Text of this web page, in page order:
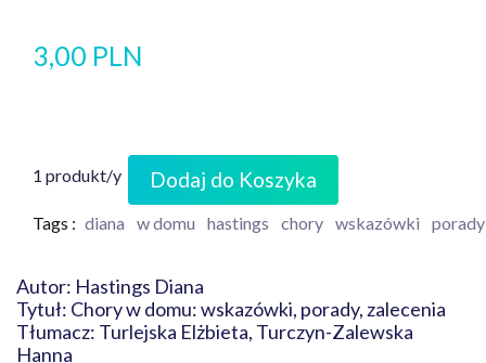
3,00 PLN
1 produkt/y Dodaj do Koszyka
Tags : diana w domu hastings chory wskazówki porady
Autor: Hastings Diana
Tytuł: Chory w domu: wskazówki, porady, zalecenia
Tłumacz: Turlejska Elżbieta, Turczyn-Zalewska
Hanna